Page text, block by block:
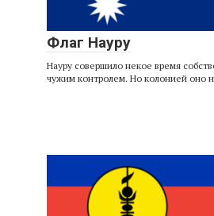
Флаг Науру
Науру совершило некое время
чужим контролем. Но колонией оно